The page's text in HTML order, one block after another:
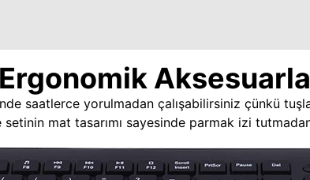
Ergonomik
saatlerce yorulmadan çalışabilirsiniz çünkü
mat tasarımı sayesinde parmak izi